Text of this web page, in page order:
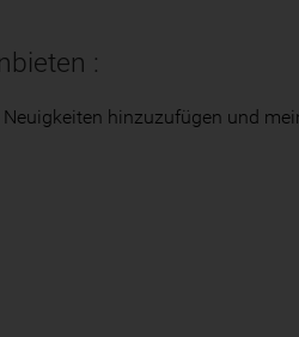
:
hinzuzufügen und